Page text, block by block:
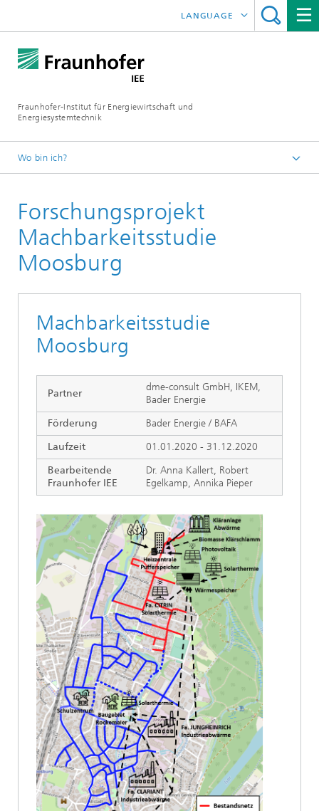
Fraunhofer-Institut für Energiewirtschaft und
Energiesystemtechnik
LANGUAGE
Wo bin ich?
Projekte
Projektsuche
Forschungsprojekt
Machbarkeitsstudie
Moosburg
Machbarkeitsstudie
Moosburg
Partner
dme-consult GmbH, IKEM,
Bader Energie
Förderung
Bader Energie / BAFA
Laufzeit
01.01.2020 - 31.12.2020
Bearbeitende
Fraunhofer IEE
Dr. Anna Kallert, Robert
Egelkamp, Annika Pieper